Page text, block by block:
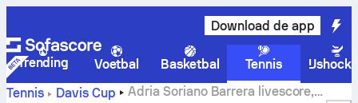
Download de app
Trending Voetbal Basketbal Tennis
Tennis
Davis Cup
Adria Soriano Barrera livescore,